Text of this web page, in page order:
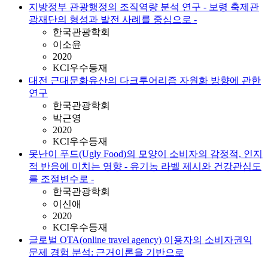
지방정부 관광행정의 조직역량 분석 연구 - 보령 축제관
광재단의 형성과 발전 사례를 중심으로 -
한국관광학회
이소윤
2020
KCI우수등재
대전 근대문화유산의 다크투어리즘 자원화 방향에 관한
연구
한국관광학회
박근영
2020
KCI우수등재
못난이 푸드(Ugly Food)의 모양이 소비자의 감정적, 인지
적 반응에 미치는 영향 - 유기농 라벨 제시와 건강관심도
를 조절변수로 -
한국관광학회
이신애
2020
KCI우수등재
글로벌 OTA(online travel agency) 이용자의 소비자권익
문제 경험 분석: 근거이론을 기반으로